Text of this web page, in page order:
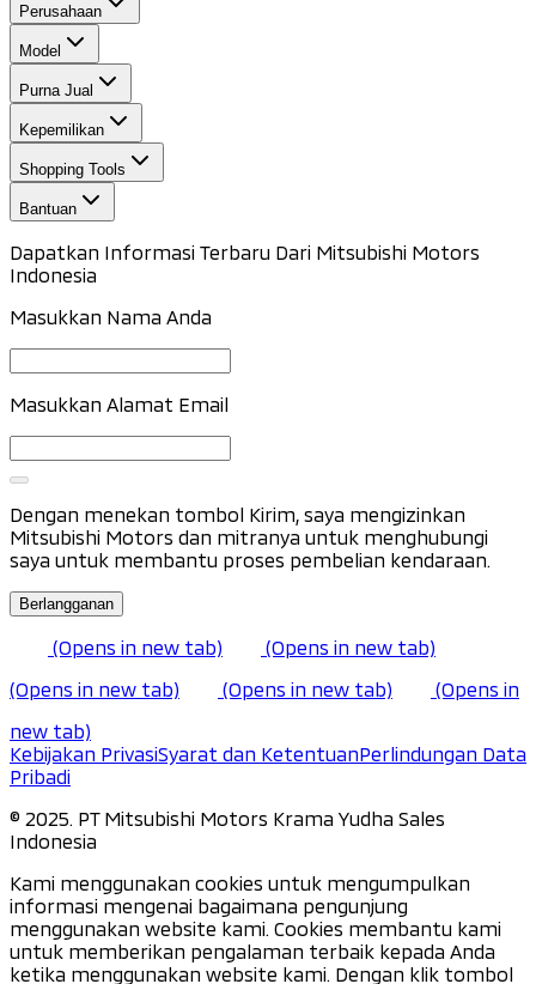
Perusahaan
Model
Purna Jual
Kepemilikan
Shopping Tools
Bantuan
Dapatkan Informasi Terbaru Dari Mitsubishi Motors
Indonesia
Masukkan Nama Anda
Masukkan Alamat Email
Dengan menekan tombol Kirim, saya mengizinkan
Mitsubishi Motors dan mitranya untuk menghubungi
saya untuk membantu proses pembelian kendaraan.
Berlangganan
(Opens in new tab)
(Opens in new tab)
(Opens in new tab)
(Opens in new tab)
(Opens in
new tab)
Kebijakan PrivasiSyarat dan KetentuanPerlindungan Data
Pribadi
©️ 2025. PT Mitsubishi Motors Krama Yudha Sales
Indonesia
Kami menggunakan cookies untuk mengumpulkan
informasi mengenai bagaimana pengunjung
menggunakan website kami. Cookies membantu kami
untuk memberikan pengalaman terbaik kepada Anda
ketika menggunakan website kami. Dengan klik tombol